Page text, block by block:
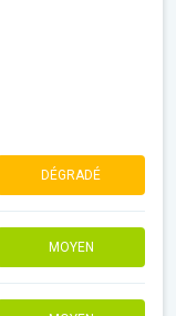
DÉGRADÉ
MOYEN